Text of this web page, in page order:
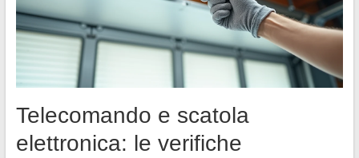
Telecomando e scatola
elettronica: le verifiche